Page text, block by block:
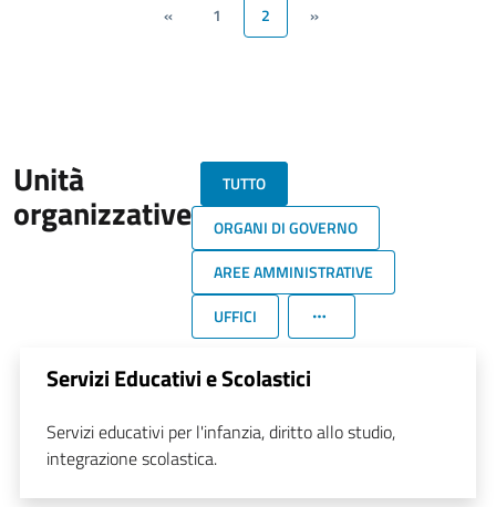
« 1 2 »
Unità
organizzative
TUTTO
ORGANI DI GOVERNO
AREE AMMINISTRATIVE
UFFICI
Servizi Educativi e Scolastici
Servizi educativi per l'infanzia, diritto allo studio,
integrazione scolastica.